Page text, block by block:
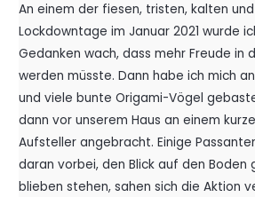
An einem der fiesen, tristen, kalten
Lockdowntage im Januar 2021 wurde
Gedanken wach, dass mehr Freude in
werden müsste. Dann habe ich mich
und viele bunte Origami-Vögel
dann vor unserem Haus an einem
Aufsteller angebracht. Einige
daran vorbei, den Blick auf den Boden
blieben stehen, sahen sich die Aktion